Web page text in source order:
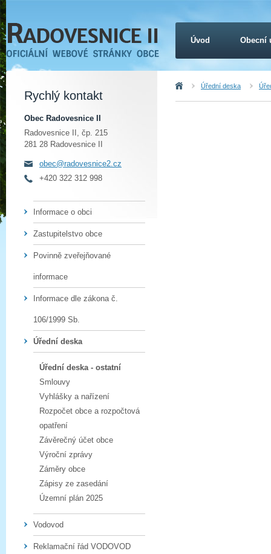
Úvod Úřední deska
Rychlý kontakt
Obec Radovesnice II
Radovesnice II, čp. 215
281 28 Radovesnice II
obec@radovesnice2.cz
+420 322 312 998
Informace o obci
Zastupitelstvo obce
Povinně zveřejňované
informace
Informace dle zákona č.
106/1999 Sb.
Úřední deska
Úřední deska - ostatní
Smlouvy
Vyhlášky a nařízení
Rozpočet obce a rozpočtová
opatření
Závěrečný účet obce
Výroční zprávy
Záměry obce
Zápisy ze zasedání
Územní plán 2025
Vodovod
Reklamační řád VODOVOD
Úvod Obecní